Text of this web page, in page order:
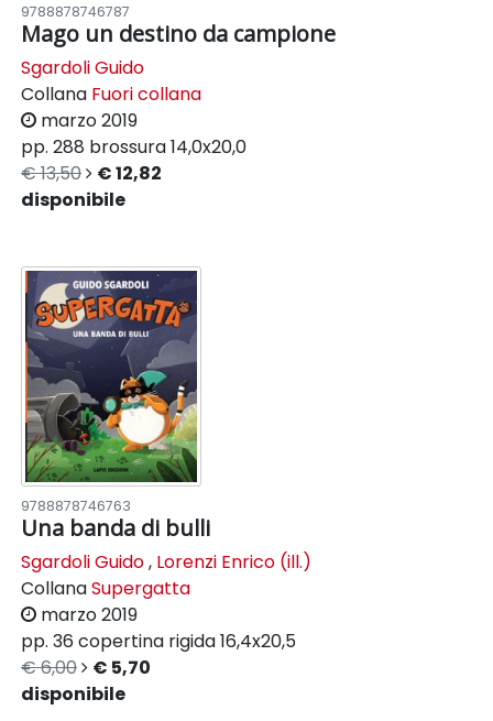
9788878746787
Mago un destino da campione
Sgardoli Guido
Collana Fuori collana
marzo 2019
pp. 288 brossura14,0x20,0
€ 13,50
€ 12,82
disponibile
9788878746763
Una banda di bulli
Sgardoli Guido, Lorenzi Enrico (ill.)
CollanaSupergatta
marzo 2019
pp. 36 copertina rigida16,4x20,5
€ 6,00
€ 5,70
disponibile